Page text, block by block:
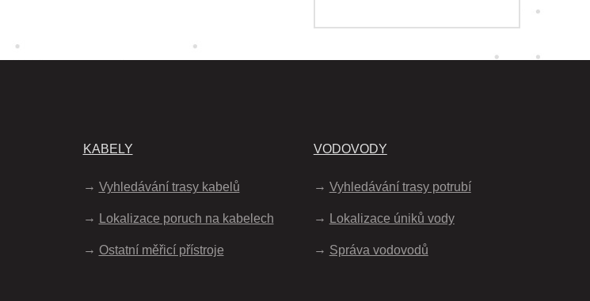
KABELY
Vyhledávání trasy kabelů
Lokalizace poruch na kabelech
Ostatní měřicí přístroje
VODOVODY
Vyhledávání trasy potrubí
Lokalizace úniků vody
Správa vodovodů